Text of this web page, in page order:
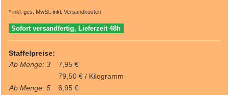
* inkl. ges. MwSt. inkl. Versandkosten
Sofort versandfertig, Lieferzeit 48h
Staffelpreise:
Ab Menge: 3
7,95 €
79,50 € / Kilogramm
Ab Menge: 5
6,95 €